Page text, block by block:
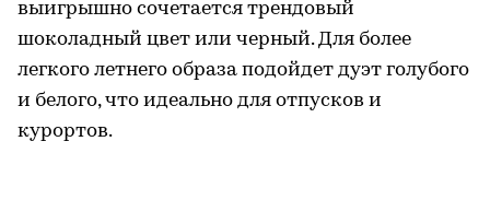
выигрышно сочетается трендовый
шоколадный цвет или черный. Для более
легкого летнего образа подойдет дуэт голубого
и белого, что идеально для отпусков и
курортов.